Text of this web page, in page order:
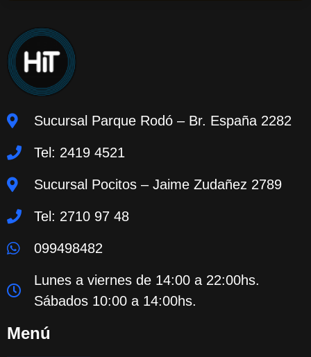
Sucursal Parque Rodó – Br. España 2282
Tel: 2419 4521
Sucursal Pocitos – Jaime Zudañez 2789
Tel: 2710 97 48
099498482
Lunes a viernes de 14:00 a 22:00hs.
Sábados 10:00 a 14:00hs.
Menú